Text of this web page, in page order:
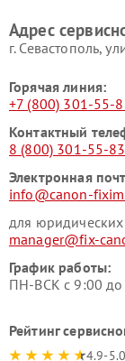
Адрес
г. Севастополь,
Горячая линия:
+7 (800) 301-55-
Контактный
8 (800) 301-55-83
Электронная
info@canon-
для
manager@fix-
График работы:
ПН-ВСК с 9:00
Рейтинг
4.9-5.0